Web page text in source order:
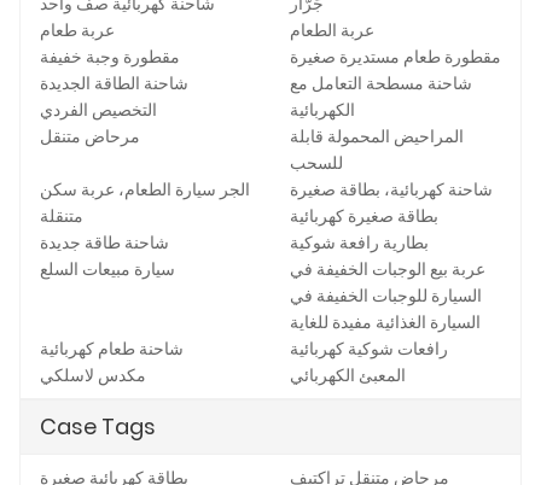
عربة طعام
عربة الطعام
مقطورة وجبة خفيفة
مقطورة طعام مستديرة صغيرة
شاحنة الطاقة الجديدة
التخصيص الفردي
شاحنة مسطحة التعامل مع
الكهربائية
مرحاض متنقل
المراحيض المحمولة قابلة
للسحب
الجر سيارة الطعام، عربة سكن
متنقلة
شاحنة كهربائية، بطاقة صغيرة
بطاقة صغيرة كهربائية
شاحنة طاقة جديدة
بطارية رافعة شوكية
سيارة مبيعات السلع
عربة بيع الوجبات الخفيفة في
السيارة للوجبات الخفيفة في
السيارة الغذائية مفيدة للغاية
شاحنة طعام كهربائية
رافعات شوكية كهربائية
مكدس لاسلكي
المعبئ الكهربائي
Case Tags
بطاقة كهربائية صغيرة
مرحاض متنقل تراكتيف